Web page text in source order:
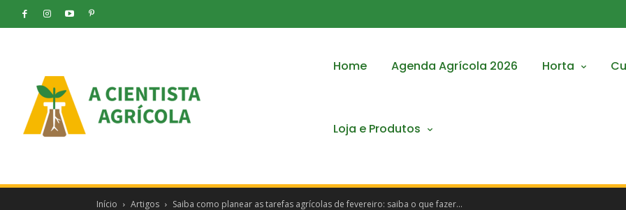
Home Agenda Agrícola 2026 Horta
Loja e Produtos
Início Artigos Saiba como planear as tarefas agrícolas de fevereiro: saiba o que fazer...